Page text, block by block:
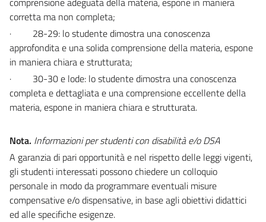
corretta ma non completa;
·
28-29: lo studente dimostra una conoscenza
approfondita e una solida comprensione della materia, espone
in maniera chiara e strutturata;
·
30-30 e lode: lo studente dimostra una conoscenza
completa e dettagliata e una comprensione eccellente della
materia, espone in maniera chiara e strutturata.
Nota. Informazioni per studenti con disabilità e/o DSA
A garanzia di pari opportunità e nel rispetto delle leggi vigenti,
gli studenti interessati possono chiedere un colloquio
personale in modo da programmare eventuali misure
compensative e/o dispensative, in base agli obiettivi didattici
ed alle specifiche esigenze.